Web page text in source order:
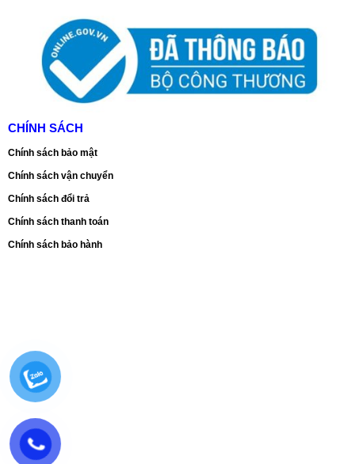
CHÍNH SÁCH
Chính sách bảo mật
Chính sách vận chuyển
Chính sách đổi trả
Chính sách thanh toán
Chính sách bảo hành